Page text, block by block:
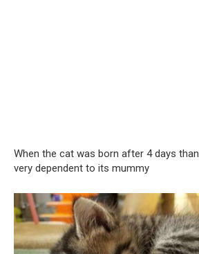
When the cat was born after 4 days
very dependent to its mummy